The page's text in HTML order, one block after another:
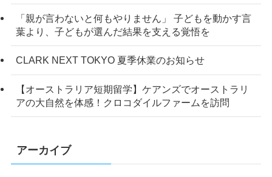
「親が言わないと何もやりません」 子どもを動かす言
葉より、子どもが選んだ結果を支える覚悟を
CLARK NEXT TOKYO 夏季休業のお知らせ
【オーストラリア短期留学】ケアンズでオーストラリ
アの大自然を体感！クロコダイルファームを訪問
アーカイブ